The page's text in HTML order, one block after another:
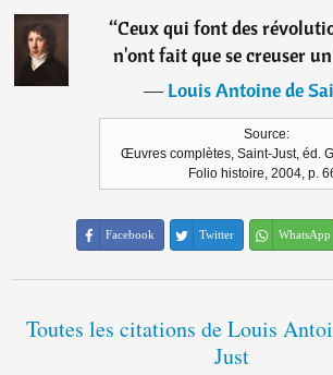
“Ceux qui font des
n'ont fait que se creuser
―Louis Antoine de
Source:
Œuvres complètes, Saint-Just, éd.
Folio histoire, 2004, p.
Facebook Twitter WhatsApp
Toutes les citations de Louis
Just